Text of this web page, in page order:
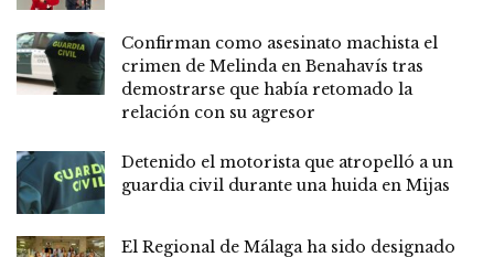
Confirman como asesinato machista el
crimen de Melinda en Benahavís tras
demostrarse que había retomado la
relación con su agresor
Detenido el motorista que atropelló a un
guardia civil durante una huida en Mijas
El Regional de Málaga ha sido designado